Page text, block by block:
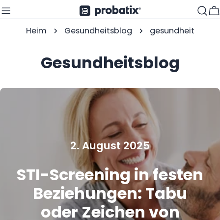
Zum
Inhalt
springen
Heim Gesundheitsblog gesundheit
Gesundheitsblog
2. August 2025
STI-Screening in festen
Beziehungen: Tabu
oder Zeichen von